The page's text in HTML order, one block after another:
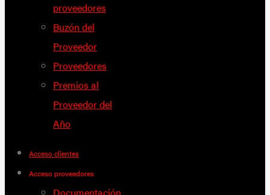
proveedores
Buzón del
Proveedor
Proveedores
Premios al
Proveedor del
Año
Acceso clientes
Acceso proveedores